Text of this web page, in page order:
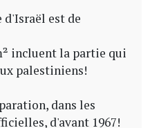
d'Israël est de
incluent la partie qui
palestiniens!
dans les
d'avant 1967!